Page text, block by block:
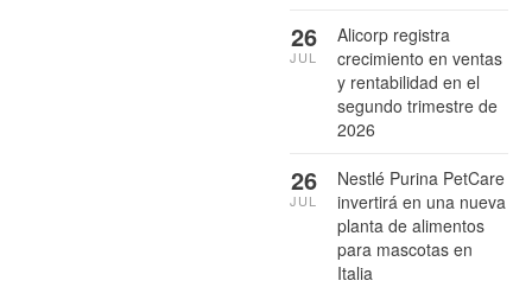
Alicorp registra
crecimiento en ventas
y rentabilidad en el
segundo trimestre de
2026
26
JUL
Nestlé Purina PetCare
invertirá en una nueva
planta de alimentos
para mascotas en
Italia
26
JUL